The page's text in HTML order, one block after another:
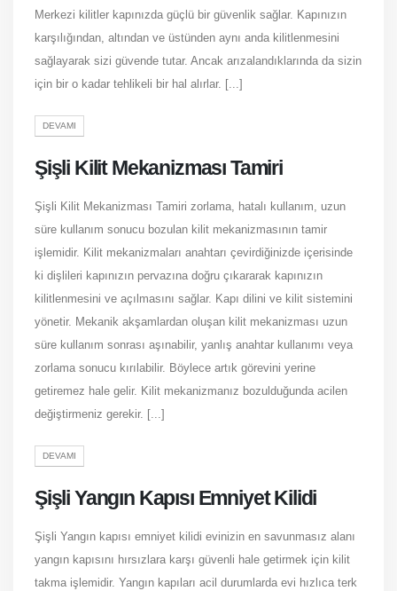
Merkezi kilitler kapınızda güçlü bir güvenlik sağlar. Kapınızın
karşılığından, altından ve üstünden aynı anda kilitlenmesini
sağlayarak sizi güvende tutar. Ancak arızalandıklarında da sizin
için bir o kadar tehlikeli bir hal alırlar. [...]
DEVAMI
Şişli Kilit Mekanizması Tamiri
Şişli Kilit Mekanizması Tamiri zorlama, hatalı kullanım, uzun
süre kullanım sonucu bozulan kilit mekanizmasının tamir
işlemidir. Kilit mekanizmaları anahtarı çevirdiğinizde içerisinde
ki dişlileri kapınızın pervazına doğru çıkararak kapınızın
kilitlenmesini ve açılmasını sağlar. Kapı dilini ve kilit sistemini
yönetir. Mekanik akşamlardan oluşan kilit mekanizması uzun
süre kullanım sonrası aşınabilir, yanlış anahtar kullanımı veya
zorlama sonucu kırılabilir. Böylece artık görevini yerine
getiremez hale gelir. Kilit mekanizmanız bozulduğunda acilen
değiştirmeniz gerekir. [...]
DEVAMI
Şişli Yangın Kapısı Emniyet Kilidi
Şişli Yangın kapısı emniyet kilidi evinizin en savunmasız alanı
yangın kapısını hırsızlara karşı güvenli hale getirmek için kilit
takma işlemidir. Yangın kapıları acil durumlarda evi hızlıca terk